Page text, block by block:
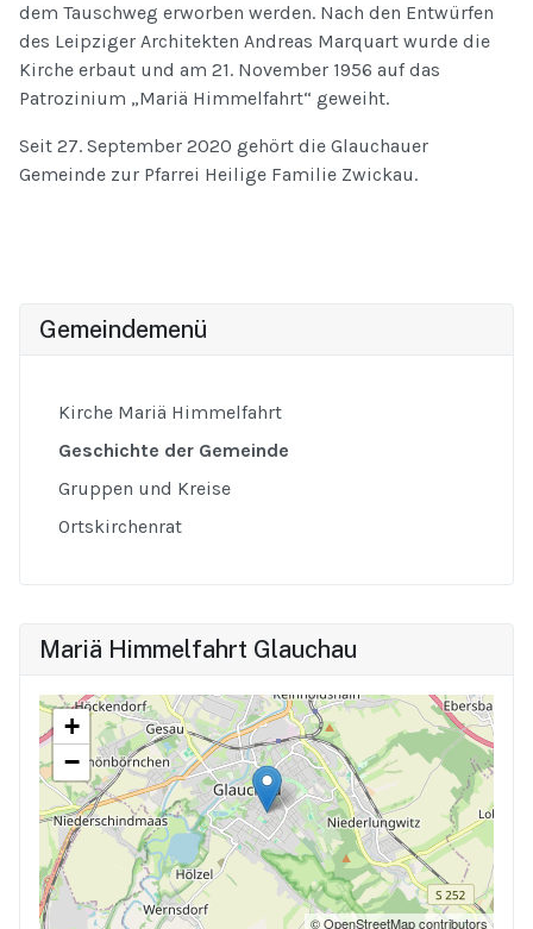
dem Tauschweg erworben werden. Nach den Entwürfen
des Leipziger Architekten Andreas Marquart wurde die
Kirche erbaut und am 21. November 1956 auf das
Patrozinium „Mariä Himmelfahrt“ geweiht.
Seit 27. September 2020 gehört die Glauchauer
Gemeinde zur Pfarrei Heilige Familie Zwickau.
Gemeindemenü
Kirche Mariä Himmelfahrt
Geschichte der Gemeinde
Gruppen und Kreise
Ortskirchenrat
Mariä Himmelfahrt Glauchau
+
−
© OpenStreetMap contributors